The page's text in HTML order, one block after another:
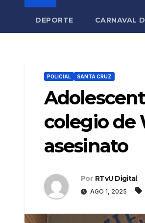
DEPORTE CARNAVAL
POLICIAL SANTA CRUZ
colegio de
asesinato
Por RTvU Digital
AGO 1, 2025